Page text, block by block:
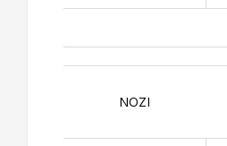
NOZI